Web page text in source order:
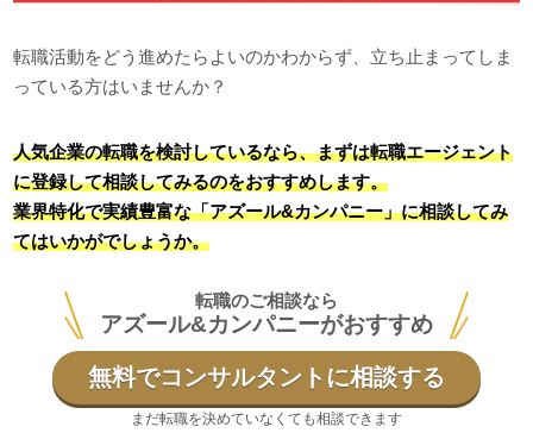
転職活動をどう進めたらよいのかわからず、立ち止まってしま
っている方はいませんか？
人気企業の転職を検討しているなら、まずは転職エージェント
に登録して相談してみるのをおすすめします。
業界特化で実績豊富な「アズール&カンパニー」に相談してみ
てはいかがでしょうか。
転職のご相談なら
アズール&カンパニーがおすすめ
無料でコンサルタントに相談する
まだ転職を決めていなくても相談できます